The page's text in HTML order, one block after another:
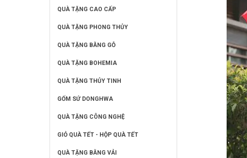
QUÀ TẶNG CAO CẤP
QUÀ TẶNG PHONG THỦY
QUÀ TẶNG BẰNG GỖ
QUÀ TẶNG BOHEMIA
QUÀ TẶNG THỦY TINH
GỐM SỨ DONGHWA
QUÀ TẶNG CÔNG NGHỆ
GIỎ QUÀ TẾT - HỘP QUÀ TẾT
QUÀ TẶNG BẰNG VẢI